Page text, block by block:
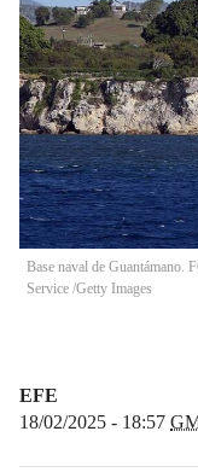
Base naval de
Service /Getty Images
EFE
18/02/2025 - 18:57